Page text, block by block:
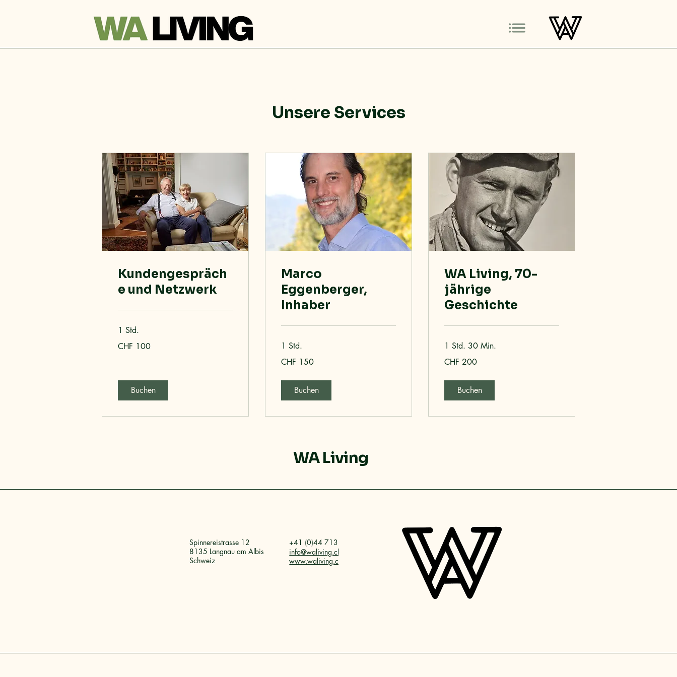
Unsere Services
Kundengespräch
e und Netzwerk
1 Std.
Schweizer
CHF 100
Buchen
Marco
Eggenberger,
Inhaber
1 Std.
Schweizer
CHF 150
Buchen
WA Living, 70-
jährige
Geschichte
1 Std. 30 Min.
Schweizer
CHF 200
Buchen
WA Living
Spinnereistrasse 12
8135 Langnau am Albis
Schweiz
+41 (0)44 713 14 15
info@waliving.ch
www.waliving.ch